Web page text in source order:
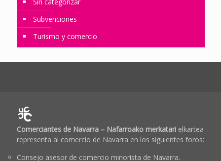
Subvenciones
Turismo y comercio
Comerciantes de Navarra – Nafarroako merkatarielkartea
representa al comercio de Navarra en los siguientes foros:
Consejo asesor de comercio minorista de Navarra.